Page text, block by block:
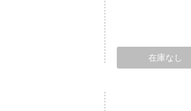
在庫なし